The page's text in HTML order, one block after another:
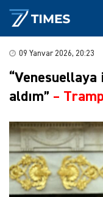
09 Yanvar 2026, 20:23
“Venesuellaya
aldım” – Tramp